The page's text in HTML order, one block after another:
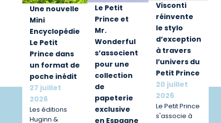
Une nouvelle
Mini
Encyclopédie
Le Petit
Prince dans
un format de
poche inédit
27 juillet
2026
Les éditions
Huginn &
Le Petit
Prince et
Mr.
Wonderful
s’associent
pour une
collection
de
papeterie
exclusive
en Espagne
Visconti
réinvente
le stylo
d’exception
à travers
l’univers du
Petit Prince
20 juillet
2026
Le Petit Prince
s'associe à